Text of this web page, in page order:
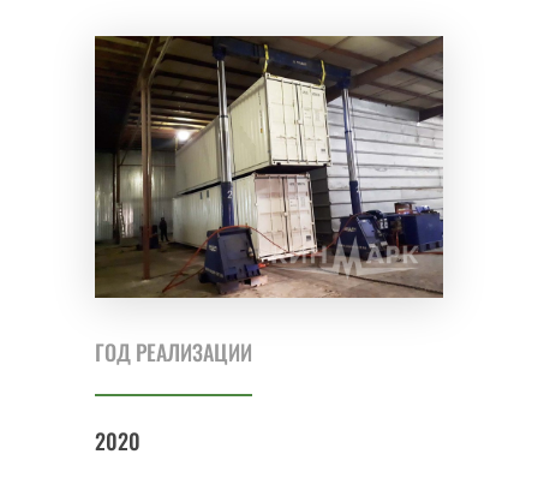
ГОД РЕАЛИЗАЦИИ
2020